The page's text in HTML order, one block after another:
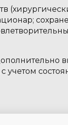
учетом